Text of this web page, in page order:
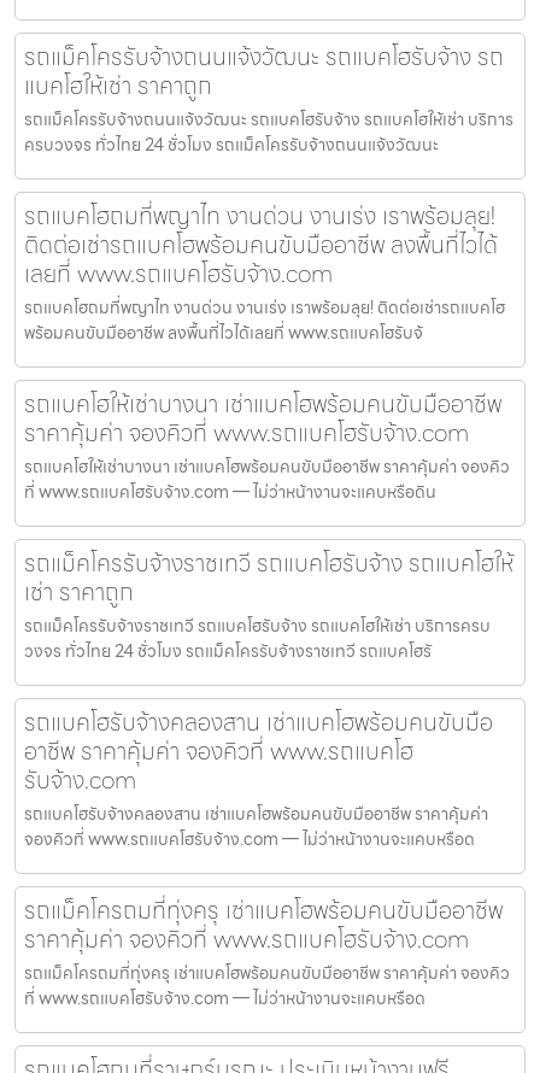
รถแม็คโครรับจ้างถนนแจ้งวัฒนะ รถแบคโฮรับจ้าง รถ
แบคโฮให้เช่า ราคาถูก
รถแม็คโครรับจ้างถนนแจ้งวัฒนะ รถแบคโฮรับจ้าง รถแบคโฮให้เช่า บริการ
ครบวงจร ทั่วไทย 24 ชั่วโมง รถแม็คโครรับจ้างถนนแจ้งวัฒนะ
รถแบคโฮถมที่พญาไท งานด่วน งานเร่ง เราพร้อมลุย!
ติดต่อเช่ารถแบคโฮพร้อมคนขับมืออาชีพ ลงพื้นที่ไวได้
เลยที่ www.รถแบคโฮรับจ้าง.com
รถแบคโฮถมที่พญาไท งานด่วน งานเร่ง เราพร้อมลุย! ติดต่อเช่ารถแบคโฮ
พร้อมคนขับมืออาชีพ ลงพื้นที่ไวได้เลยที่ www.รถแบคโฮรับจ้
รถแบคโฮให้เช่าบางนา เช่าแบคโฮพร้อมคนขับมืออาชีพ
ราคาคุ้มค่า จองคิวที่ www.รถแบคโฮรับจ้าง.com
รถแบคโฮให้เช่าบางนา เช่าแบคโฮพร้อมคนขับมืออาชีพ ราคาคุ้มค่า จองคิว
ที่ www.รถแบคโฮรับจ้าง.com — ไม่ว่าหน้างานจะแคบหรือดิน
รถแม็คโครรับจ้างราชเทวี รถแบคโฮรับจ้าง รถแบคโฮให้
เช่า ราคาถูก
รถแม็คโครรับจ้างราชเทวี รถแบคโฮรับจ้าง รถแบคโฮให้เช่า บริการครบ
วงจร ทั่วไทย 24 ชั่วโมง รถแม็คโครรับจ้างราชเทวี รถแบคโฮรั
รถแบคโฮรับจ้างคลองสาน เช่าแบคโฮพร้อมคนขับมือ
อาชีพ ราคาคุ้มค่า จองคิวที่ www.รถแบคโฮ
รับจ้าง.com
รถแบคโฮรับจ้างคลองสาน เช่าแบคโฮพร้อมคนขับมืออาชีพ ราคาคุ้มค่า
จองคิวที่ www.รถแบคโฮรับจ้าง.com — ไม่ว่าหน้างานจะแคบหรือด
รถแม็คโครถมที่ทุ่งครุ เช่าแบคโฮพร้อมคนขับมืออาชีพ
ราคาคุ้มค่า จองคิวที่ www.รถแบคโฮรับจ้าง.com
รถแม็คโครถมที่ทุ่งครุ เช่าแบคโฮพร้อมคนขับมืออาชีพ ราคาคุ้มค่า จองคิว
ที่ www.รถแบคโฮรับจ้าง.com — ไม่ว่าหน้างานจะแคบหรือด